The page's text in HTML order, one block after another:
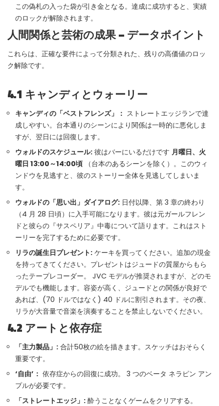
この偽札の入った袋が引き金となる。達成に成功すると、実績
のロックが解除されます。
人間関係と芸術の成果 – データポイント
これらは、正確な要件によって分類された、残りの高価値のロッ
ク解除です。
4.1 キャンディとウォーリー
キャンディの「ベストフレンズ」： ストレートエッジランで達
成しやすい。台本通りのシーンにより関係は一時的に悪化しま
すが、翌日には回復します。
ウォルドのスケジュール: 彼はバーにいるだけです 月曜日、火
曜日 13:00～14:00頃 （台本のあるシーンを除く）。このウィ
ンドウを見逃すと、彼のストーリー全体を見逃してしまいま
す。
ウォルドの「思い出」ダイアログ: 日付以降、第 3 章の終わり
（4 月 28 日頃）に入手可能になります。彼は元ガールフレン
ドと彼らの『サスペリア』中毒について語ります。これはスト
ーリーを完了するために必要です。
リラの誕生日プレゼント: ケーキを買ってください。追加の現金
を持ってきてください。プレゼントはジュードの質屋からもら
ったテープレコーダー。 JVC モデルが推奨されますが、どのモ
デルでも機能します。容姿が高く、ジュードとの関係が良好で
あれば、(70 ドルではなく) 40 ドルに割引されます。その夜、
リラが大音量で音楽を演奏することを禁止しないでください。
4.2 アートと依存症
「主力製品」: 合計50枚の絵を描きます。スケッチはおそらく
重要です。
‘自由’： 依存症からの回復に成功。 3 つのベータ ネラピン アン
プルが必要です。
「ストレートエッジ」: 酔うことなくゲームをクリアする。